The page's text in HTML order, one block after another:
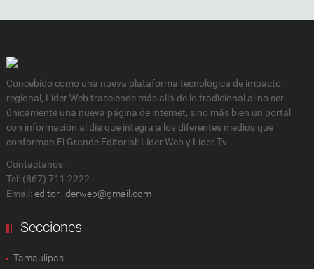
Concebido como una nueva plataforma tecnológica de impacto
regional, Lider Web trasciende más allá de lo tradicional al no ser
únicamente una nueva página de internet, sino más bien un portal
con información al día que integra a los diferentes medios que
conforman El Grande Editorial: Líder Web y Líder Tv
Contactanos:
Tel: (867) 711 2222
Email: editor.liderweb@gmail.com
Secciones
Tamaulipas